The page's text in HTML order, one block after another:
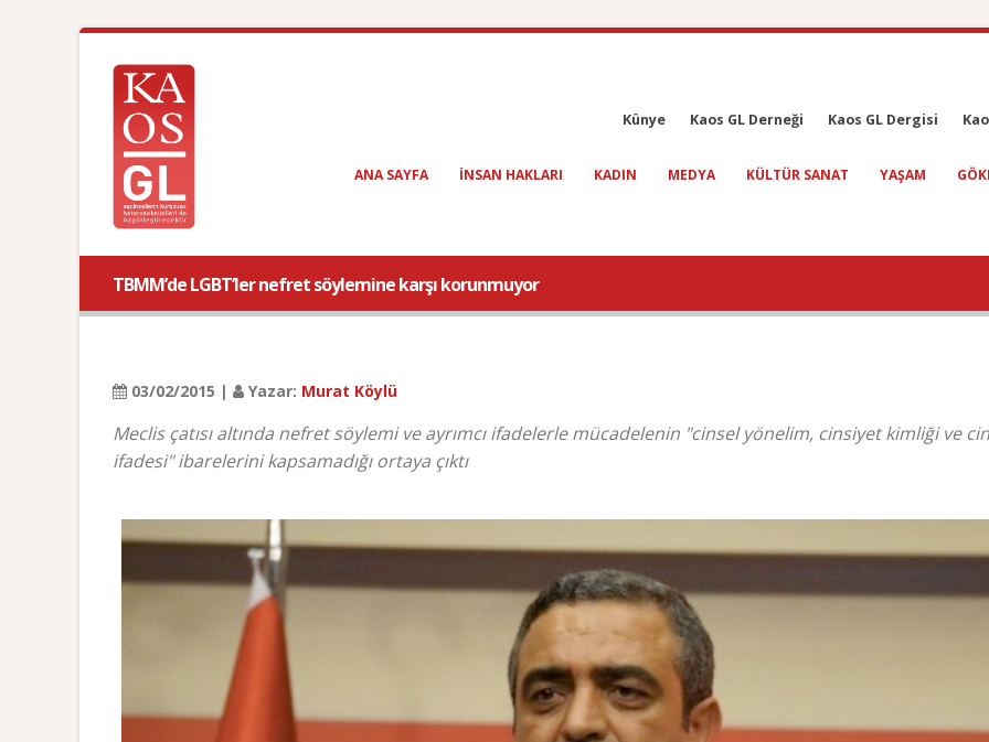
Künye Kaos GL Derneği Kaos GL Dergisi
ANA SAYFA INSAN HAKLARI KADIN MEDYA KÜLTÜR SANAT YAŞAM
TBMM’de LGBT’ler nefret söylemine karşı korunmuyor
03/02/2015 | Yazar: Murat Köylü
Meclis çatısı altında nefret söylemi ve ayrımcı ifadelerle mücadelenin "cinsel yönelim, cinsiyet kimliği ve
ifadesi" ibarelerini kapsamadığı ortaya çıktı